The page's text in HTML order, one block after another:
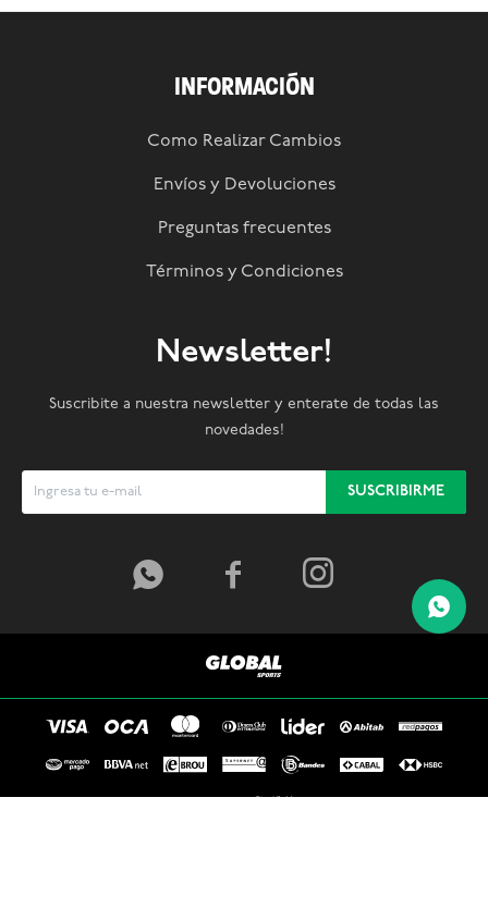
INFORMACIÓN
Como Realizar Cambios
Envíos y Devoluciones
Preguntas frecuentes
Términos y Condiciones
Newsletter!
Suscribite a nuestra newsletter y enterate de todas las
novedades!
SUSCRIBIRME
  